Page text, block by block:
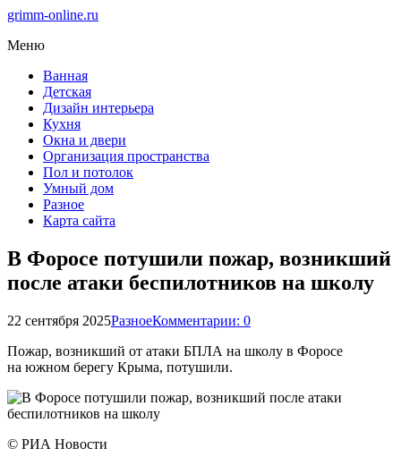
grimm-online.ru
Меню
Ванная
Детская
Дизайн интерьера
Кухня
Окна и двери
Организация пространства
Пол и потолок
Умный дом
Разное
Карта сайта
В Форосе потушили пожар, возникший
после атаки беспилотников на школу
22 сентября 2025РазноеКомментарии: 0
Пожар, возникший от атаки БПЛА на школу в Форосе
на южном берегу Крыма, потушили.
© РИА Новости